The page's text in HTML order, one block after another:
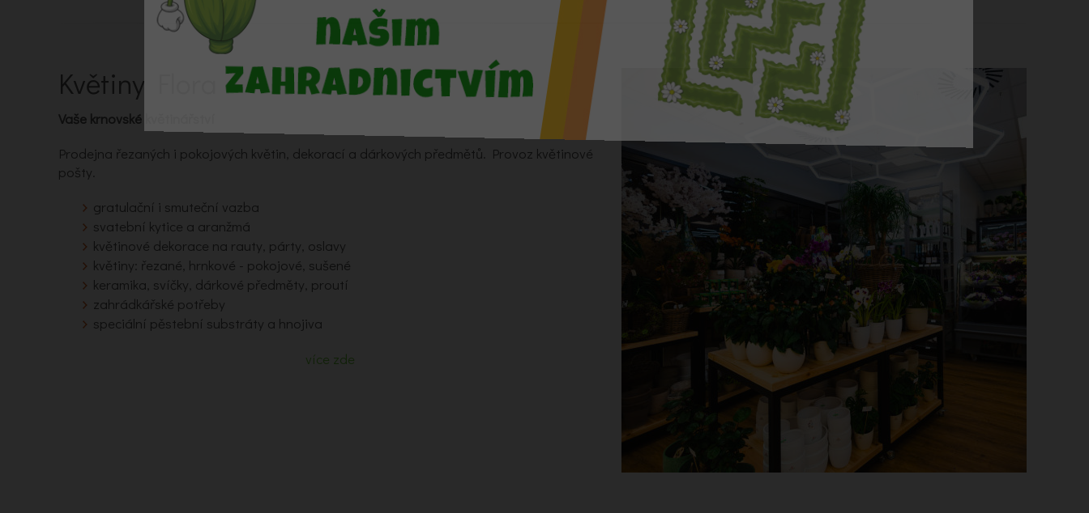
Květiny Flora
Vaše krnovské květinářství
Prodejna řezaných i pokojových květin, dekorací a dárkových předmětů. Provoz květinové
pošty.
gratulační i smuteční vazba
svatební kytice a aranžmá
květinové dekorace na rauty, párty, oslavy
květiny: řezané, hrnkové - pokojové, sušené
keramika, svíčky, dárkové předměty, proutí
zahrádkářské potřeby
speciální pěstební substráty a hnojiva
více zde